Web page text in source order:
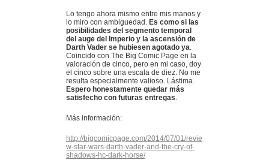
Lo tengo ahora mismo entre mis manos y
lo miro con ambiguedad. Es como si las
posibilidades del segmento temporal
del auge del Imperio y la ascensión de
Darth Vader se hubiesen agotado ya
Coincido con The Big Comic Page en la
valoración de cinco, pero en mi caso, doy
el cinco sobre una escala de diez. No me
resulta especialmente valioso. Lástima.
Espero honestamente quedar más
satisfecho con futuras entregas
Más información:
http://bigcomicpage.com/2014/07/01/revie
w-star-wars-darth-vader-and-the-cry-of-
shadows-hc-dark-horse/